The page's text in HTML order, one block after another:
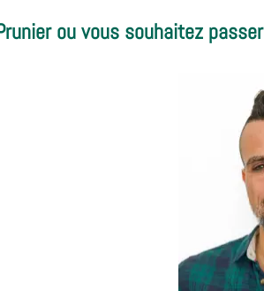
ou vous souhaitez passer